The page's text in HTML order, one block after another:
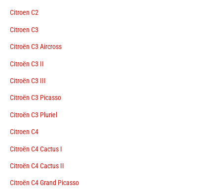
Citroen C2
Citroen C3
Citroën C3 Aircross
Citroën C3 II
Citroën C3 III
Citroën C3 Picasso
Citroën C3 Pluriel
Citroen C4
Citroën C4 Cactus I
Citroën C4 Cactus II
Citroën C4 Grand Picasso